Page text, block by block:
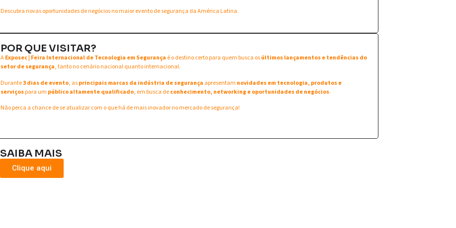
Descubra novas oportunidades de negócios no maior evento de segurança da América Latina.
POR QUE VISITAR?
AExposec | Feira Internacional de Tecnologia em Segurança é o destino certo para quem busca osúltimos lançamentos e tendências do
setor de segurança, tanto no cenário nacional quanto internacional.
Durante3 dias de evento, asprincipais marcas da indústria de segurança apresentam novidades em tecnologia, produtos e
serviçospara um público altamente qualificado, em busca deconhecimento, networking e oportunidades de negócios.
Não perca a chance de se atualizar com o que há de mais inovador no mercado de segurança!
SAIBA MAIS
Clique aqui